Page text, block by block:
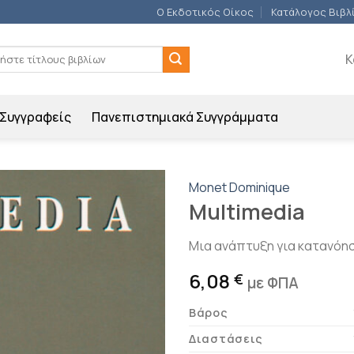
Ο Εκδοτικός Οίκος Κατάλογος
Συγγραφείς Πανεπιστημιακά Συγγράμματα
Προσθήκη
Monet Dominique
Multimedia
Μια ανάπτυξη για
6,08 € με ΦΠΑ
Βάρος
Διαστάσεις